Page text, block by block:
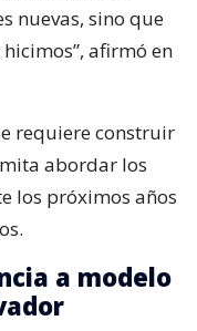
nuevas, sino que
afirmó en
requiere construir
abordar los
los próximos años
a modelo